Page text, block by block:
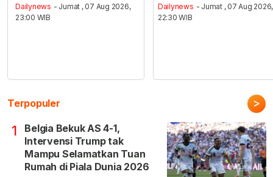
Dailynews - Jumat , 07 Aug 2026,
23:00 WIB
Dailynews - Jumat , 07 Aug 2026,
22:30 WIB
Terpopuler >
1
Belgia Bekuk AS 4-1,
Intervensi Trump tak
Mampu Selamatkan Tuan
Rumah di Piala Dunia 2026